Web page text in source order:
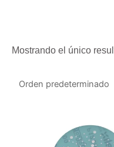
Mostrando el único